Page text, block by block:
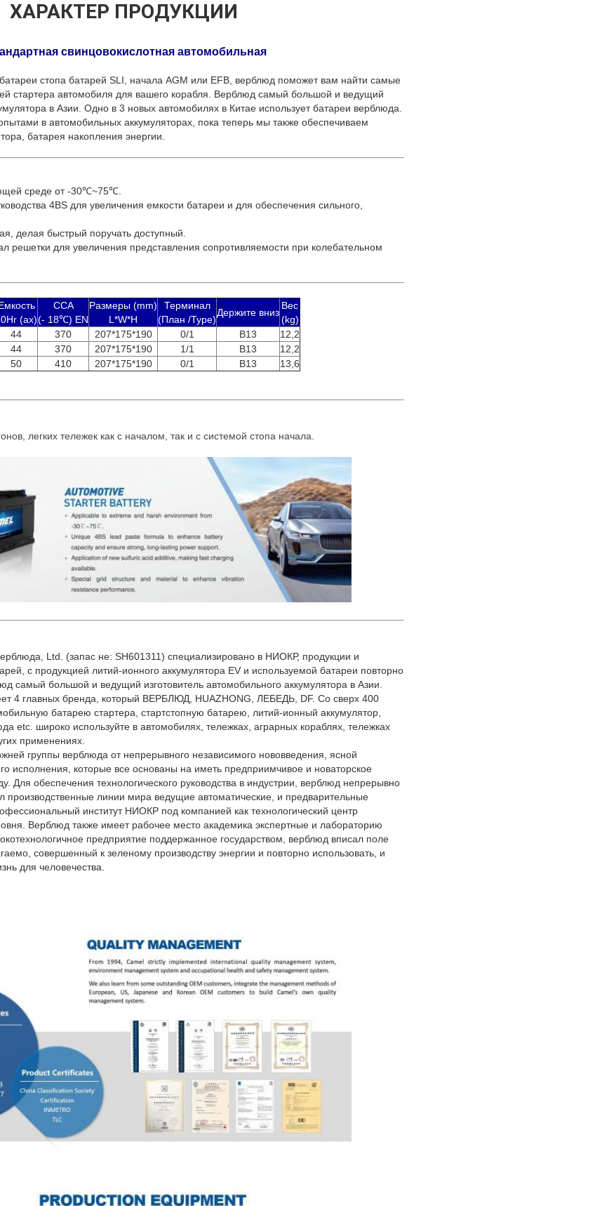
ХАРАКТЕР ПРОДУКЦИИ
свинцовокислотная автомобильная
стопа батарей SLI, начала AGM или EFB, верблюд поможет вам найти самые
стартера автомобиля для вашего корабля. Верблюд самый большой и ведущий
в Азии. Одно в 3 новых автомобилях в Китае использует батареи верблюда.
в автомобильных аккумуляторах, пока теперь мы также обеспечиваем
батарея накопления энергии.
среде от -30℃~75℃.
4BS для увеличения емкости батареи и для обеспечения сильного,
делая быстрый поручать доступный.
решетки для увеличения представления сопротивляемости при колебательном
(ах)
CCA
(- 18℃) EN
Размеры (mm)
L*W*H
Терминал
(План /Type)
Держите вниз
Вес
(kg)
44 370 207*175*190 0/1 B13
12,2
44 370 207*175*190 1/1 B13
12,2
50 410 207*175*190 0/1 B13 13,6
легких тележек как с началом, так и с системой стопа начала.
Ltd. (запас не: SH601311) специализировано в НИОКР, продукции и
с продукцией литий-ионного аккумулятора EV и используемой батареи повторно
самый большой и ведущий изготовитель автомобильного аккумулятора в Азии.
4 главных бренда, который ВЕРБЛЮД, HUAZHONG, ЛЕБЕДЬ, DF. Со сверх 400
батарею стартера, стартстопную батарею, литий-ионный аккумулятор,
etc. широко используйте в автомобилях, тележках, аграрных кораблях, тележках
применениях.
группы верблюда от непрерывного независимого нововведения, ясной
исполнения, которые все основаны на иметь предприимчивое и новаторское
Для обеспечения технологического руководства в индустрии, верблюд непрерывно
производственные линии мира ведущие автоматические, и предварительные
институт НИОКР под компанией как технологический центр
Верблюд также имеет рабочее место академика экспертные и лабораторию
предприятие поддержанное государством, верблюд вписал поле
совершенный к зеленому производству энергии и повторно использовать, и
для человечества.